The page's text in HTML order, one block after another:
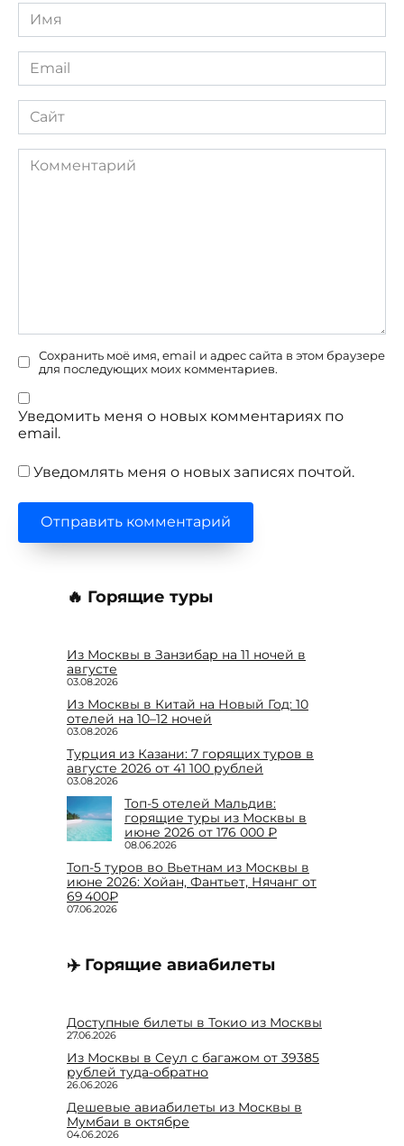
Имя
Email
Сайт
Комментарий
Сохранить моё имя, email и адрес сайта в этом браузере
для последующих моих комментариев.
Уведомить меня о новых комментариях по
email.
Уведомлять меня о новых записях почтой.
🔥 Горящие туры
Из Москвы в Занзибар на 11 ночей в
августе
03.08.2026
Из Москвы в Китай на Новый Год: 10
отелей на 10–12 ночей
03.08.2026
Турция из Казани: 7 горящих туров в
августе 2026 от 41 100 рублей
03.08.2026
Топ-5 отелей Мальдив:
горящие туры из Москвы в
июне 2026 от 176 000 ₽
08.06.2026
Топ-5 туров во Вьетнам из Москвы в
июне 2026: Хойан, Фантьет, Нячанг от
69 400₽
07.06.2026
✈️ Горящие авиабилеты
Доступные билеты в Токио из Москвы
27.06.2026
Из Москвы в Сеул с багажом от 39385
рублей туда-обратно
26.06.2026
Дешевые авиабилеты из Москвы в
Мумбаи в октябре
04.06.2026